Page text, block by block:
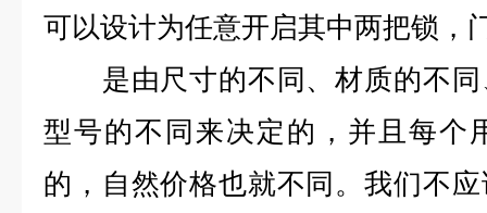
可以设计为任意开启其中两把锁，
是由尺寸的不同、材质的不同
型号的不同来决定的，并且每个
的，自然价格也就不同。我们不